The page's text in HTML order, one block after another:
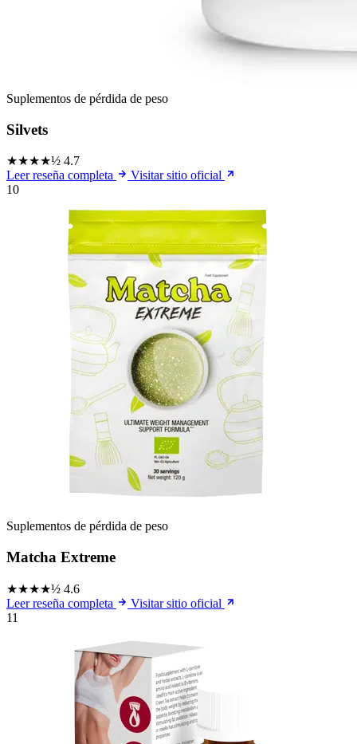
Suplementos de pérdida de peso
Silvets
★★★★½ 4.7
Leer reseña completa
Visitar sitio oficial
10
Suplementos de pérdida de peso
Matcha Extreme
★★★★½ 4.6
Leer reseña completa
Visitar sitio oficial
11